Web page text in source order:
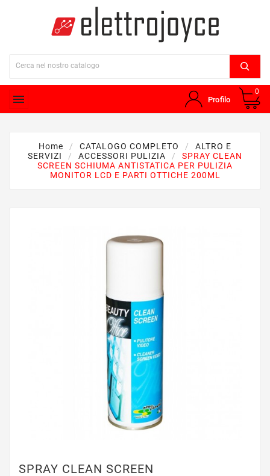
 Profilo
0
Home CATALOGO COMPLETO
ALTRO E
SERVIZI
ACCESSORI PULIZIA
SPRAY CLEAN
SCREEN SCHIUMA ANTISTATICA PER PULIZIA
MONITOR LCD E PARTI OTTICHE 200ML
SPRAY CLEAN SCREEN